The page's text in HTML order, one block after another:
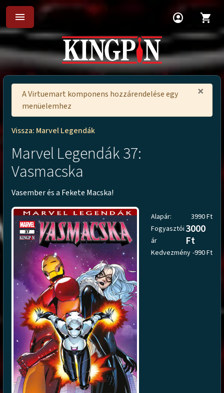
menu account_circle shopping_cart
×
A Virtuemart komponens hozzárendelése egy
menüelemhez
Vissza: Marvel Legendák
Marvel Legendák 37:
Vasmacska
Vasember és a Fekete Macska!
Alapár:
3990 Ft
Fogyasztói
ár
3000
Ft
Kedvezmény -990 Ft